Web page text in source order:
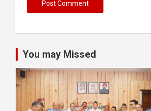
You may Missed